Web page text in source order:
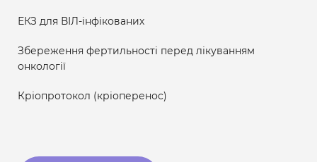
ЕКЗ для ВІЛ-інфікованих
Збереження фертильності перед лікуванням
онкології
Кріопротокол (кріоперенос)